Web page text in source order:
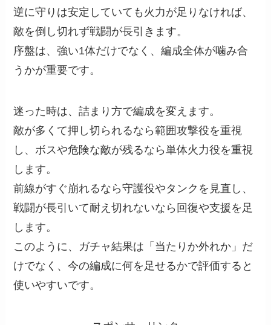
逆に守りは安定していても火力が足りなければ、
敵を倒し切れず戦闘が長引きます。
序盤は、強い1体だけでなく、編成全体が噛み合
うかが重要です。
迷った時は、詰まり方で編成を変えます。
敵が多くて押し切られるなら範囲攻撃役を重視
し、ボスや危険な敵が残るなら単体火力役を重視
します。
前線がすぐ崩れるなら守護役やタンクを見直し、
戦闘が長引いて耐え切れないなら回復や支援を足
します。
このように、ガチャ結果は「当たりか外れか」だ
けでなく、今の編成に何を足せるかで評価すると
使いやすいです。